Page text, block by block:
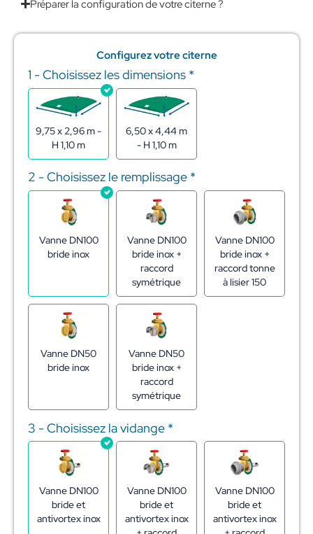
Préparer la configuration de votre citerne ?
Configurez votre citerne
1 - Choisissez les dimensions *
9,75 x 2,96 m -
H 1,10 m
6,50 x 4,44 m
- H 1,10 m
2 - Choisissez le remplissage *
Vanne DN100
bride inox
Vanne DN100
bride inox +
raccord
symétrique
Vanne DN100
bride inox +
raccord tonne
à lisier 150
Vanne DN50
bride inox
Vanne DN50
bride inox +
raccord
symétrique
3 - Choisissez la vidange *
Vanne DN100
bride et
antivortex inox
Vanne DN100
bride et
antivortex inox
Vanne DN100
bride et
antivortex inox
quantité
de
Citerne
souple
pour
stockage
d'effluents
20m3